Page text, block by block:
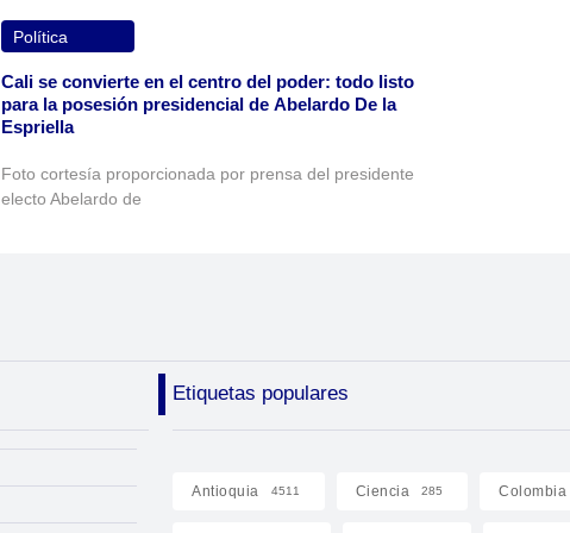
Política
Cali se convierte en el centro del poder: todo listo
para la posesión presidencial de Abelardo De la
Espriella
Foto cortesía proporcionada por prensa del presidente
electo Abelardo de
Etiquetas populares
Antioquia 4511 Ciencia 285 Colombia